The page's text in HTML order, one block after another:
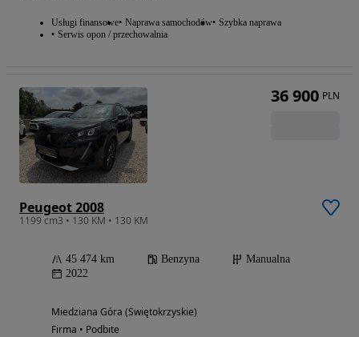
Usługi finansowe Naprawa samochodów Szybka naprawa
Serwis opon / przechowalnia
Peugeot 2008
1199 cm3 • 130 KM • 130 KM
45 474 km Benzyna
Manualna
2022
Miedziana Góra (Świętokrzyskie)
Firma • Podbite
36 900 PLN